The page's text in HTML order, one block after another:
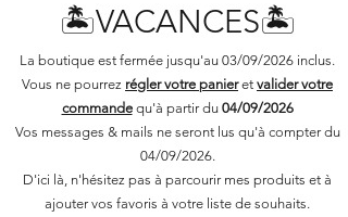
🏝️VACANCES🏝️
La boutique est fermée jusqu'au 03/09/2026 inclus.
Vous ne pourrez régler votre panieret valider votre
commandequ'à partir du 04/09/2026
Vos messages & mails ne seront lus qu'à compter du
04/09/2026.
D'ici là, n'hésitez pas à parcourir mes produits et à
ajouter vos favoris à votre liste de souhaits.​